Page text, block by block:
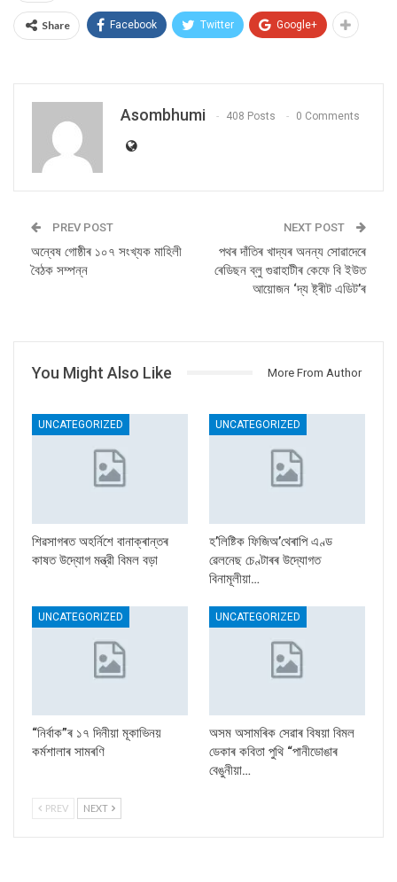
Share Facebook Twitter Google+
Asombhumi 408 Posts 0 Comments
PREV POST
অন্বেষ গোষ্ঠীৰ ১০৭ সংখ্যক মাহিলী
বৈঠক সম্পন্ন
NEXT POST
পথৰ দাঁতিৰ খাদ্যৰ অনন্য সোৱাদেৰে
ৰেডিছন ব্লু গুৱাহাটীৰ কেফে বি ইউত
আয়োজন ‘দ্য ষ্ট্ৰীট এডিট’ৰ
You Might Also Like More From Author
UNCATEGORIZED
শিৱসাগৰত অহৰ্নিশে বানাক্ৰান্তৰ
কাষত উদ্যোগ মন্ত্রী বিমল বড়া
UNCATEGORIZED
হ’লিষ্টিক ফিজিঅ’থেৰাপি এণ্ড
ৱেলনেছ চেণ্টাৰৰ উদ্যোগত
বিনামূলীয়া…
UNCATEGORIZED
“নিৰ্বাক”ৰ ১৭ দিনীয়া মূকাভিনয়
কৰ্মশালাৰ সামৰণি
UNCATEGORIZED
অসম অসামৰিক সেৱাৰ বিষয়া বিমল
ডেকাৰ কবিতা পুথি “পানীডোঙাৰ
বেঙুনীয়া…
PREV NEXT